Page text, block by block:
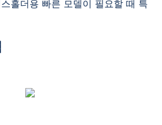
홀더용 빠른 모델이 필요할 때 특